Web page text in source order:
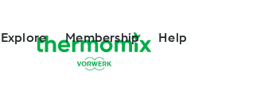
Explore Membership Help